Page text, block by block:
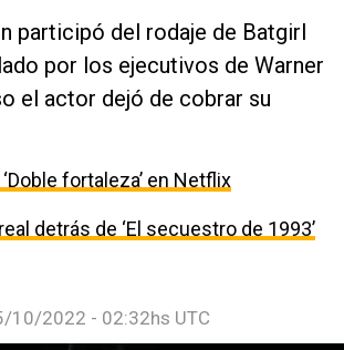
participó del rodaje de Batgirl
por los ejecutivos de Warner
el actor dejó de cobrar su
fortaleza’ en Netflix
detrás de ‘El secuestro de 1993’
10/2022 - 02:32hs UTC